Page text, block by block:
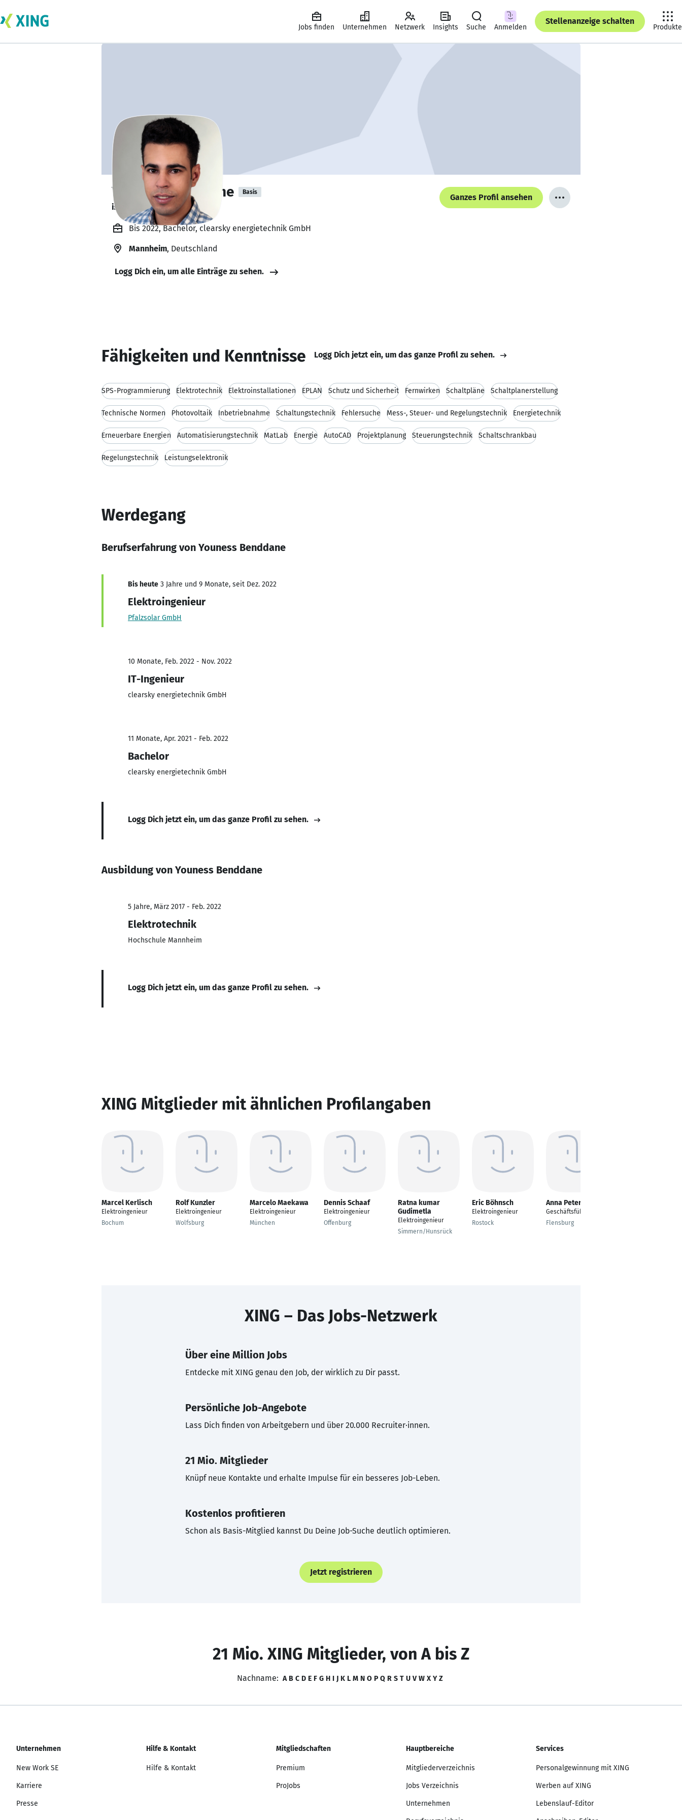
Jobs finden Unternehmen Netzwerk Insights Suche Anmelden
Stellenanzeige schalten
Produkte
Youness Benddane Basis
ist offen für Projekte. 🔎
Ganzes Profil ansehen
Bis 2022, Bachelor, clearsky energietechnik GmbH
Mannheim, Deutschland
Logg Dich ein, um alle Einträge zu sehen.
Fähigkeiten und Kenntnisse Logg Dich jetzt ein, um das ganze Profil zu sehen.
SPS-Programmierung Elektrotechnik Elektroinstallationen EPLAN Schutz und Sicherheit Fernwirken Schaltpläne Schaltplanerstellung
Technische Normen Photovoltaik Inbetriebnahme Schaltungstechnik Fehlersuche Mess-, Steuer- und Regelungstechnik Energietechnik
Erneuerbare Energien Automatisierungstechnik MatLab Energie AutoCAD Projektplanung Steuerungstechnik Schaltschrankbau
Regelungstechnik Leistungselektronik
Werdegang
Berufserfahrung von Youness Benddane
Bis heute 3 Jahre und 9 Monate, seit Dez. 2022
Elektroingenieur
Pfalzsolar GmbH
10 Monate, Feb. 2022 - Nov. 2022
IT-Ingenieur
clearsky energietechnik GmbH
11 Monate, Apr. 2021 - Feb. 2022
Bachelor
clearsky energietechnik GmbH
Logg Dich jetzt ein, um das ganze Profil zu sehen.
Ausbildung von Youness Benddane
5 Jahre, März 2017 - Feb. 2022
Elektrotechnik
Hochschule Mannheim
Logg Dich jetzt ein, um das ganze Profil zu sehen.
XING Mitglieder mit ähnlichen Profilangaben
Marcel Kerlisch
Elektroingenieur
Bochum
Rolf Kunzler
Elektroingenieur
Wolfsburg
Marcelo Maekawa
Elektroingenieur
München
Dennis Schaaf
Elektroingenieur
Offenburg
Ratna kumar
Gudimetla
Elektroingenieur
Simmern/Hunsrück
Eric Böhnsch
Elektroingenieur
Rostock
Anna Petermann
Geschäftsführerin
Flensburg
XING – Das Jobs-Netzwerk
Über eine Million Jobs
Entdecke mit XING genau den Job, der wirklich zu Dir passt.
Persönliche Job-Angebote
Lass Dich finden von Arbeitgebern und über 20.000 Recruiter·innen.
21 Mio. Mitglieder
Knüpf neue Kontakte und erhalte Impulse für ein besseres Job-Leben.
Kostenlos profitieren
Schon als Basis-Mitglied kannst Du Deine Job-Suche deutlich optimieren.
Jetzt registrieren
21 Mio. XING Mitglieder, von A bis Z
Nachname: A B C D E F G H I J K L M N O P Q R S T U V W X Y Z
Unternehmen
New Work SE
Karriere
Presse
Hilfe & Kontakt
Hilfe & Kontakt
Mitgliedschaften
Premium
ProJobs
Hauptbereiche
Mitgliederverzeichnis
Jobs Verzeichnis
Unternehmen
Services
Personalgewinnung mit XING
Werben auf XING
Lebenslauf-Editor